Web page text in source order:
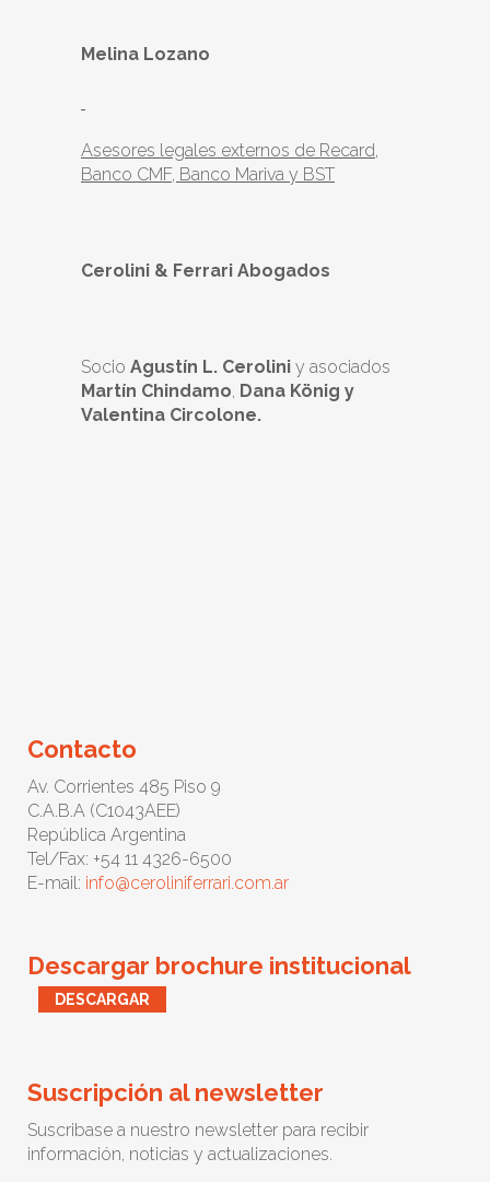
Melina Lozano
Asesores legales externos de Recard,
Banco CMF, Banco Mariva y BST
Cerolini & Ferrari Abogados
Socio Agustín L. Cerolini y asociados
Martín Chindamo, Dana König y
Valentina Circolone.
Contacto
Av. Corrientes 485 Piso 9
C.A.B.A (C1043AEE)
República Argentina
Tel/Fax: +54 11 4326-6500
E-mail: info@ceroliniferrari.com.ar
Descargar brochure institucional
DESCARGAR
Suscripción al newsletter
Suscribase a nuestro newsletter para recibir
información, noticias y actualizaciones.